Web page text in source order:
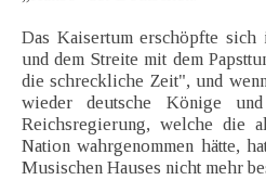
Das Kaisertum erschöpfte
und dem Streite mit dem
die schreckliche Zeit", und
wieder deutsche Könige
Reichsregierung, welche die
Nation wahrgenommen hätte,
Musischen Hauses nicht mehr